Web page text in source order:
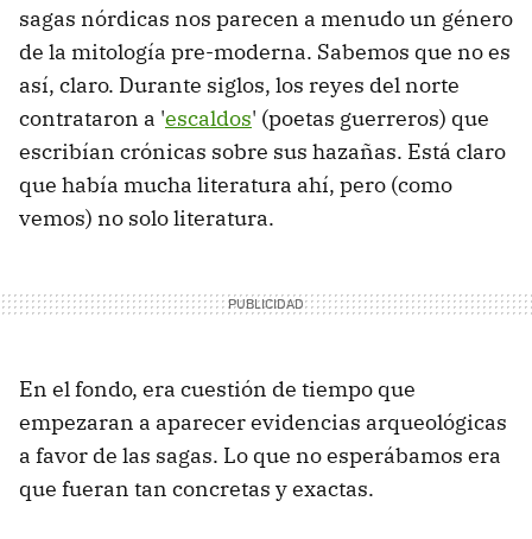
sagas nórdicas nos parecen a menudo un género
de la mitología pre-moderna. Sabemos que no es
así, claro. Durante siglos, los reyes del norte
contrataron a 'escaldos' (poetas guerreros) que
escribían crónicas sobre sus hazañas. Está claro
que había mucha literatura ahí, pero (como
vemos) no solo literatura.
En el fondo, era cuestión de tiempo que
empezaran a aparecer evidencias arqueológicas
a favor de las sagas. Lo que no esperábamos era
que fueran tan concretas y exactas.